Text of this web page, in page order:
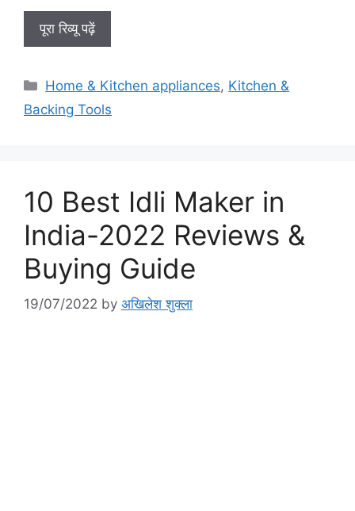
पूरा रिव्यू पढ़ें
Categories
Home & Kitchen appliances, Kitchen &
Backing Tools
10 Best Idli Maker in
India-2022 Reviews &
Buying Guide
19/07/2022 by अखिलेश शुक्ला